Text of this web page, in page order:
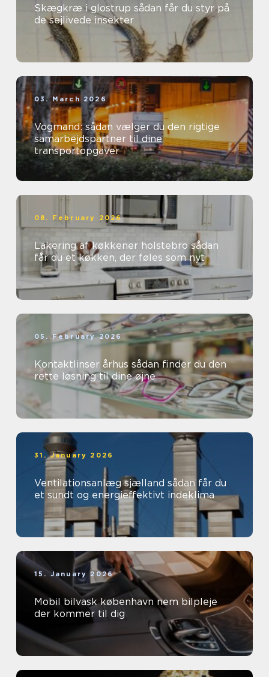
Skægkræ i glostrup sådan får du styr på
de sejlivede insekter
03. March 2026
Vogmand: sådan vælger du den rigtige
samarbejdspartner til dine
transportopgaver
08. February 2026
Lakering af køkkener holstebro sådan
får du et køkken, der føles som nyt
05. February 2026
Kontaktlinser århus sådan finder du den
rette løsning til dine øjne
31. January 2026
Ventilationsanlæg sjælland sådan får du
et sundt og energieffektivt indeklima
15. January 2026
Mobil bilvask københavn nem bilpleje
der kommer til dig